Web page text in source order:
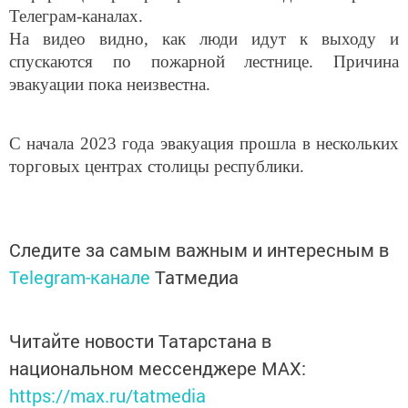
Телеграм-каналах.
На видео видно, как люди идут к выходу и
спускаются по пожарной лестнице. Причина
эвакуации пока неизвестна.
С начала 2023 года эвакуация прошла в нескольких
торговых центрах столицы республики.
Следите за самым важным и интересным в
Telegram-канале Татмедиа
Читайте новости Татарстана в
национальном мессенджере MАХ:
https://max.ru/tatmedia